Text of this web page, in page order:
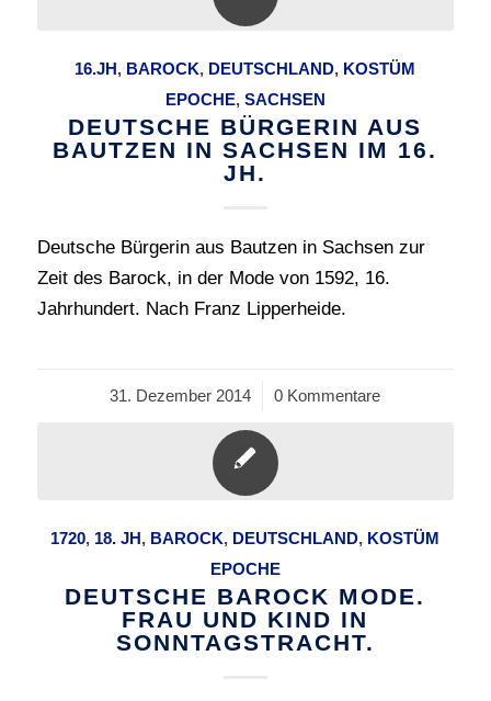
16.JH, BAROCK, DEUTSCHLAND, KOSTÜM
EPOCHE, SACHSEN
DEUTSCHE BÜRGERIN AUS
BAUTZEN IN SACHSEN IM 16.
JH.
Deutsche Bürgerin aus Bautzen in Sachsen zur
Zeit des Barock, in der Mode von 1592, 16.
Jahrhundert. Nach Franz Lipperheide.
31. Dezember 2014
/ 0 Kommentare
1720, 18. JH, BAROCK, DEUTSCHLAND, KOSTÜM
EPOCHE
DEUTSCHE BAROCK MODE.
FRAU UND KIND IN
SONNTAGSTRACHT.